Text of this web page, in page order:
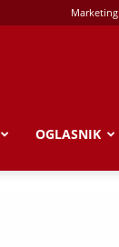
Marketing
OGLASNIK